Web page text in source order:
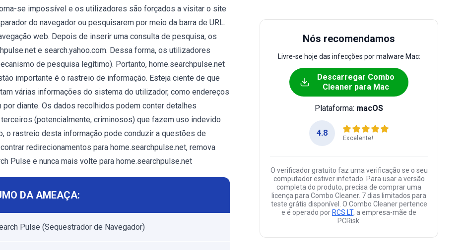
se impossível e os utilizadores são forçados a visitar o site
do navegador ou pesquisarem por meio da barra de URL.
web. Depois de inserir uma consulta de pesquisa, os
e search.yahoo.com. Dessa forma, os utilizadores
de pesquisa legítimo). Portanto, home.searchpulse.net
importante é o rastreio de informação. Esteja ciente de que
várias informações do sistema do utilizador, como endereços
diante. Os dados recolhidos podem conter detalhes
(potencialmente, criminosos) que fazem uso indevido
o rastreio desta informação pode conduzir a questões de
redirecionamentos para home.searchpulse.net, remova
Pulse e nunca mais volte para home.searchpulse.net
DA AMEAÇA:
Pulse (Sequestrador de Navegador)
Nós recomendamos
Livre-se hoje das infecções por malware Mac:
Descarregar Combo
Cleaner para Mac
Plataforma: macOS
4.8
Excelente!
O verificador gratuito faz uma verificação se o seu
computador estiver infetado. Para usar a versão
completa do produto, precisa de comprar uma
licença para Combo Cleaner. 7 dias limitados para
teste grátis disponível. O Combo Cleaner pertence
e é operado por RCS LT, a empresa-mãe de
PCRisk.